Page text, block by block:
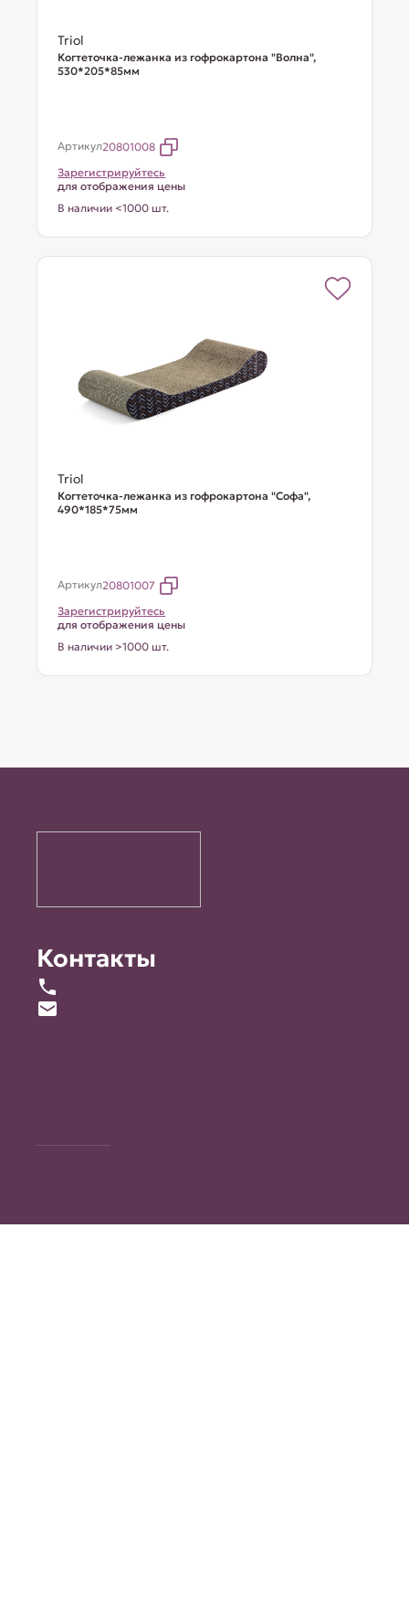
Triol
Когтеточка-лежанка из гофрокартона "Волна",
530*205*85мм
Артикул20801008
Зарегистрируйтесь
для отображения цены
В наличии <1000 шт.
Triol
Когтеточка-лежанка из гофрокартона "Софа",
490*185*75мм
Артикул20801007
Зарегистрируйтесь
для отображения цены
В наличии >1000 шт.
Контакты